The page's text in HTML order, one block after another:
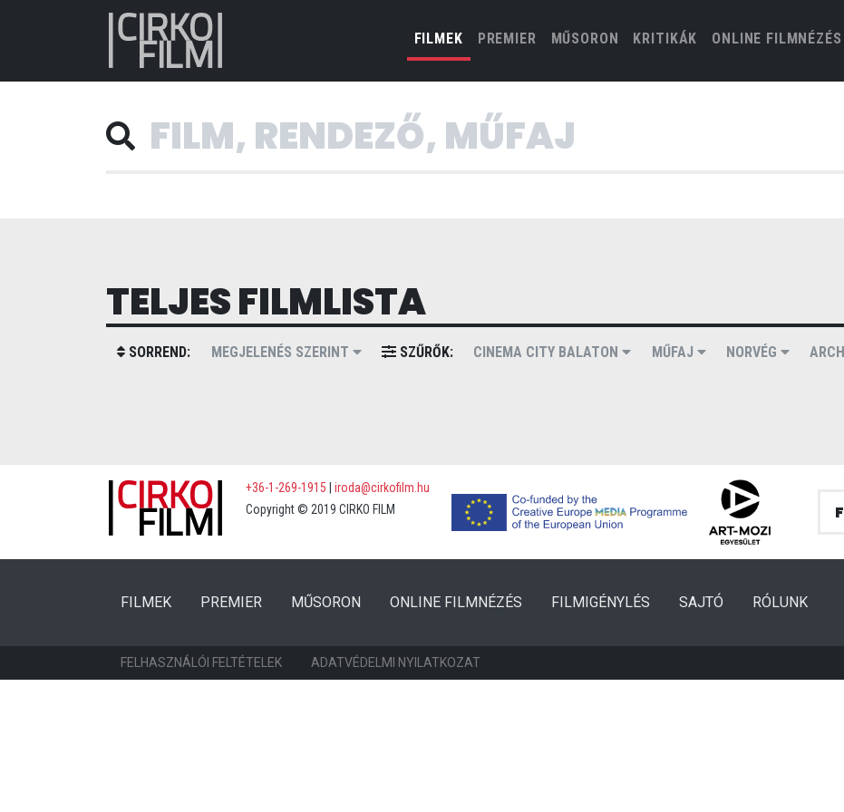
FILMEK(CURRENT)
PREMIER MŰSORON KRITIKÁK ONLINE FILMNÉZÉS
TELJES FILMLISTA
SORREND: MEGJELENÉS SZERINT SZŰRŐK: CINEMA CITY BALATON MŰFAJ NORVÉG
+36-1-269-1915
iroda@cirkofilm.hu
Copyright © 2019 CIRKO FILM
FILMEK(CURRENT)
PREMIER (CURRENT)
MŰSORON ONLINE FILMNÉZÉS FILMIGÉNYLÉS SAJTÓ RÓLUNK
FELHASZNÁLÓI FELTÉTELEK ADATVÉDELMI NYILATKOZAT